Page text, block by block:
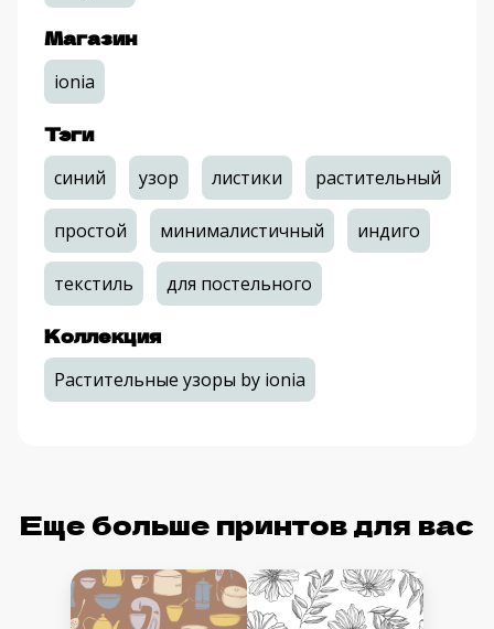
Магазин
ionia
Тэги
синий узор листики растительный
простой минималистичный индиго
текстиль для постельного
Коллекция
Растительные узоры by ionia
Еще больше принтов для вас